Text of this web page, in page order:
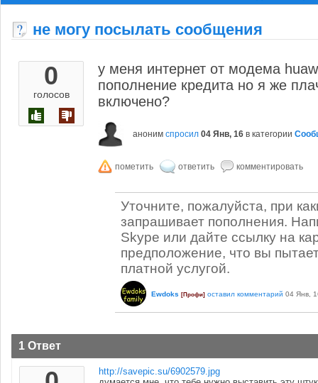
не могу посылать сообщения
0
голосов
у меня интернет от модема
пополнение кредита но я же
включено?
аноним спросил 04 Янв, 16 в категории
Уточните, пожалуйста, при
запрашивает пополнения.
Skype или дайте ссылку на
предположение, что вы
платной услугой.
Ewdoks [Профи] оставил комментарий 04 Янв,
1 Ответ
http://savepic.su/6902579.jpg